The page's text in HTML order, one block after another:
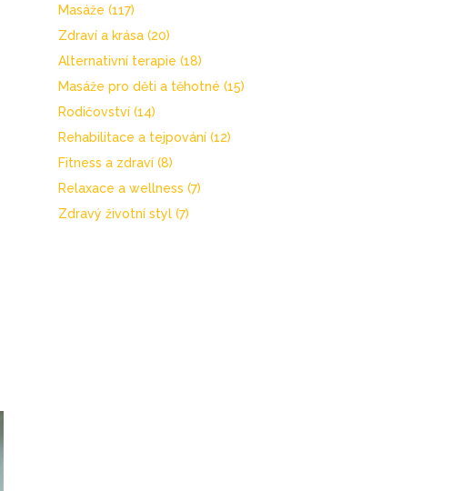
Masáže (117)
Zdraví a krása (20)
Alternativní terapie (18)
Masáže pro děti a těhotné (15)
Rodičovství (14)
Rehabilitace a tejpování (12)
Fitness a zdraví (8)
Relaxace a wellness (7)
Zdravý životní styl (7)